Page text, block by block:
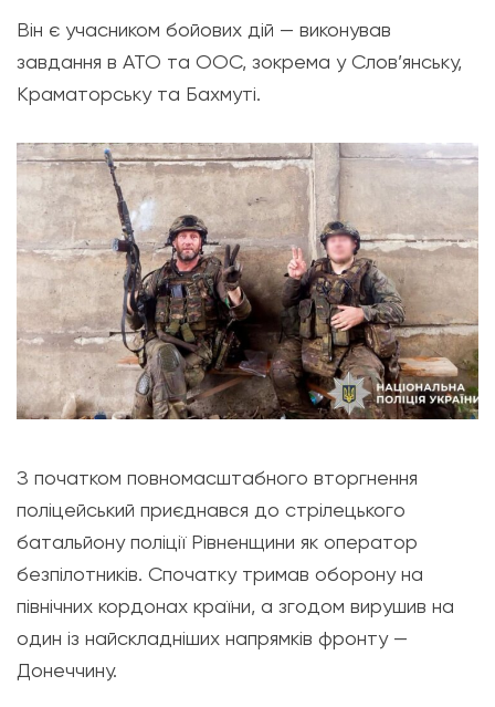
Він є учасником бойових дій — виконував
завдання в АТО та ООС, зокрема у Слов’янську,
Краматорську та Бахмуті.
З початком повномасштабного вторгнення
поліцейський приєднався до стрілецького
батальйону поліції Рівненщини як оператор
безпілотників. Спочатку тримав оборону на
північних кордонах країни, а згодом вирушив на
один із найскладніших напрямків фронту —
Донеччину.